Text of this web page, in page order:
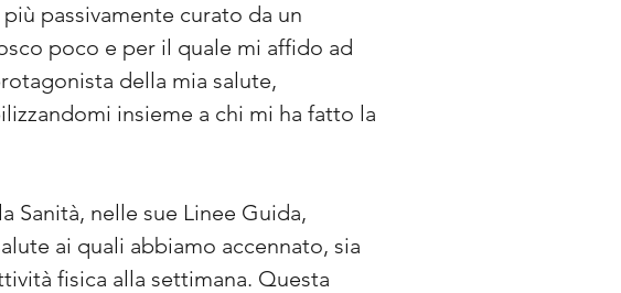
passivamente curato da un
poco e per il quale mi affido ad
della mia salute,
insieme a chi mi ha fatto la
Sanità, nelle sue Linee Guida,
ai quali abbiamo accennato, sia
fisica alla settimana. Questa